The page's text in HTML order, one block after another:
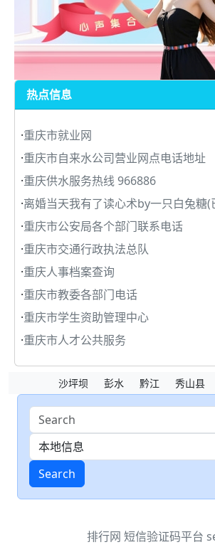
热点信息
·重庆市就业网
·重庆市自来水公司营业网点电话地址
·重庆供水服务热线 966886
·离婚当天我有了读心术by一只白兔糖(已
·重庆市公安局各个部门联系电话
·重庆市交通行政执法总队
·重庆人事档案查询
·重庆市教委各部门电话
·重庆市学生资助管理中心
·重庆市人才公共服务
沙坪坝 彭水 黔江 秀山县
Search
排行网 短信验证码平台